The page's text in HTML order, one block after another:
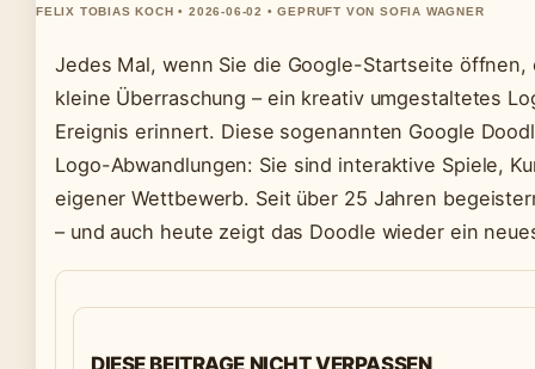
FELIX TOBIAS KOCH • 2026-06-02 • GEPRUFT VON SOFIA WAGNER
Jedes Mal, wenn Sie die Google-Startseite
kleine Überraschung – ein kreativ umgestaltetes
Ereignis erinnert. Diese sogenannten Google
Logo-Abwandlungen: Sie sind interaktive Spiele,
eigener Wettbewerb. Seit über 25 Jahren
– und auch heute zeigt das Doodle wieder ein
DIESE BEITRAGE NICHT VERPASSEN